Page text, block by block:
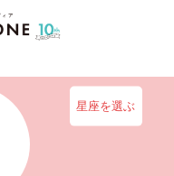
星座を選ぶ